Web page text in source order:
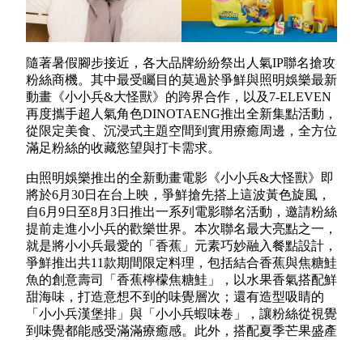
隨著暑假腳步接近，各大品牌紛紛祭出人氣IP聯名搶攻
粉絲商機。其中最受矚目的莫過於爭鮮與照明娛樂最新
動畫《小小兵&大怪獸》的跨界合作，以及7-ELEVEN
再度攜手超人氣角色DINOTAENG推出全新集點活動，
從限定美食、沉浸式主題空間到實用療癒周邊，全方位
滿足粉絲的收藏慾望與打卡需求。
由照明娛樂推出的全新動畫電影《小小兵&大怪獸》即
將於6月30日在台上映，爭鮮搶先搭上這波黃色旋風，
自6月9日至8月3日推出一系列電影聯名活動，邀請粉絲
提前走進小小兵的歡樂世界。本次聯名最大亮點之一，
就是將小小兵最愛的「香蕉」元素巧妙融入餐點設計，
爭鮮推出共11款期間限定料理，包括結合香蕉與焦糖鮭
魚的創意壽司「香蕉檸檬焦糖鮭」，以水果香氣搭配鮮
甜海味，打造意想不到的味覺層次；還有造型吸睛的
「小小兵漢堡排」與「小小兵蝦味卷」，讓粉絲從視覺
到味覺都能感受滿滿療癒感。此外，搭配夏季芒果盛產